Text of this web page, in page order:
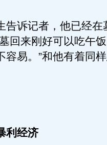
诉记者，他已经在
回来刚好可以吃午
容易。”和他有着同
利经济